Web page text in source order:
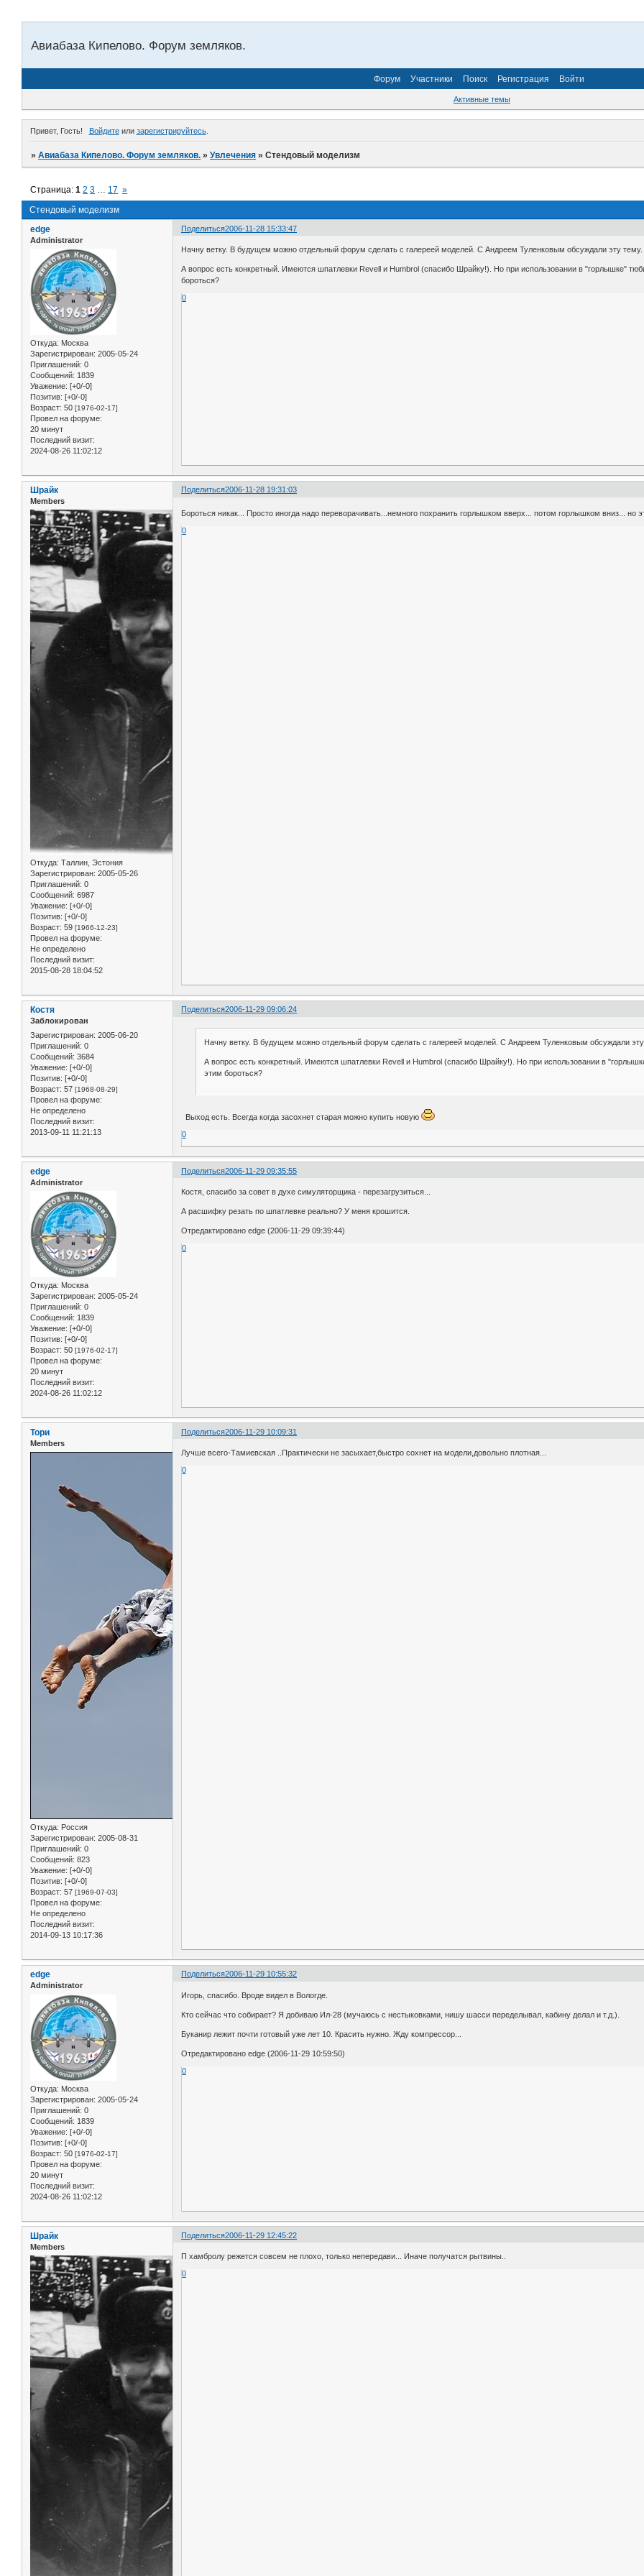
Авиабаза Кипелово. Форум земляков.
Форум Участники Поиск Регистрация Войти
Активные темы
Привет, Гость! Войдитеили зарегистрируйтесь.
»Авиабаза Кипелово. Форум земляков. »Увлечения »Стендовый моделизм
Стендовый моделизм
Страница:1 2 3 … 17 »
Поделиться2006-11-28 15:33:47
edge
Administrator
Откуда: Москва
Зарегистрирован: 2005-05-24
Приглашений: 0
Сообщений: 1839
Уважение: [+0/-0]
Позитив: [+0/-0]
Возраст: 50 [1976-02-17]
Провел на форуме:
20 минут
Последний визит:
2024-08-26 11:02:12
Начну ветку. В будущем можно отдельный форум сделать с галереей моделей. С Андреем Туленковым обсуждали эту тему.
А вопрос есть конкретный. Имеются шпатлевки Revell и Humbrol (спасибо Шрайку!). Но при использовании в "горлышке"
бороться?
0
Поделиться2006-11-28 19:31:03
Шрайк
Members
Откуда: Таллин, Эстония
Зарегистрирован: 2005-05-26
Приглашений: 0
Сообщений: 6987
Уважение: [+0/-0]
Позитив: [+0/-0]
Возраст: 59 [1966-12-23]
Провел на форуме:
Не определено
Последний визит:
2015-08-28 18:04:52
Бороться никак... Просто иногда надо переворачивать...немного похранить горлышком вверх... потом горлышком вниз... но
0
Поделиться2006-11-29 09:06:24
Костя
Заблокирован
Зарегистрирован: 2005-06-20
Приглашений: 0
Сообщений: 3684
Уважение: [+0/-0]
Позитив: [+0/-0]
Возраст: 57 [1968-08-29]
Провел на форуме:
Не определено
Последний визит:
2013-09-11 11:21:13
Начну ветку. В будущем можно отдельный форум сделать с галереей моделей. С Андреем Туленковым обсуждали эту
А вопрос есть конкретный. Имеются шпатлевки Revell и Humbrol (спасибо Шрайку!). Но при использовании в
этим бороться?
Выход есть. Всегда когда засохнет старая можно купить новую
0
Поделиться2006-11-29 09:35:55
edge
Administrator
Откуда: Москва
Зарегистрирован: 2005-05-24
Приглашений: 0
Сообщений: 1839
Уважение: [+0/-0]
Позитив: [+0/-0]
Возраст: 50 [1976-02-17]
Провел на форуме:
20 минут
Последний визит:
2024-08-26 11:02:12
Костя, спасибо за совет в духе симуляторщика - перезагрузиться...
А расшифку резать по шпатлевке реально? У меня крошится.
Отредактировано edge (2006-11-29 09:39:44)
0
Поделиться2006-11-29 10:09:31
Тори
Members
Откуда: Россия
Зарегистрирован: 2005-08-31
Приглашений: 0
Сообщений: 823
Уважение: [+0/-0]
Позитив: [+0/-0]
Возраст: 57 [1969-07-03]
Провел на форуме:
Не определено
Последний визит:
2014-09-13 10:17:36
Лучше всего-Тамиевская ..Практически не засыхает,быстро сохнет на модели,довольно плотная...
0
Поделиться2006-11-29 10:55:32
edge
Administrator
Откуда: Москва
Зарегистрирован: 2005-05-24
Приглашений: 0
Сообщений: 1839
Уважение: [+0/-0]
Позитив: [+0/-0]
Возраст: 50 [1976-02-17]
Провел на форуме:
20 минут
Последний визит:
2024-08-26 11:02:12
Игорь, спасибо. Вроде видел в Вологде.
Кто сейчас что собирает? Я добиваю Ил-28 (мучаюсь с нестыковками, нишу шасси переделывал, кабину делал и т.д.).
Буканир лежит почти готовый уже лет 10. Красить нужно. Жду компрессор...
Отредактировано edge (2006-11-29 10:59:50)
0
Поделиться2006-11-29 12:45:22
Шрайк
Members
П хамбролу режется совсем не плохо, только непередави... Иначе получатся рытвины..
0